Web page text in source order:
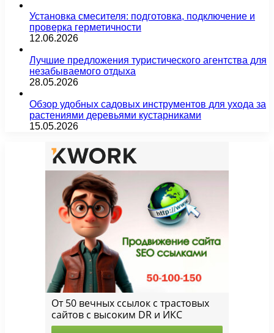
Установка смесителя: подготовка, подключение и
проверка герметичности
12.06.2026
Лучшие предложения туристического агентства для
незабываемого отдыха
28.05.2026
Обзор удобных садовых инструментов для ухода за
растениями деревьями кустарниками
15.05.2026